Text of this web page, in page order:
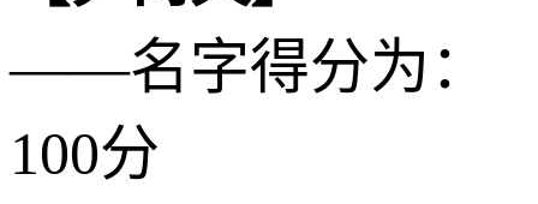
——名字得分为：
100分